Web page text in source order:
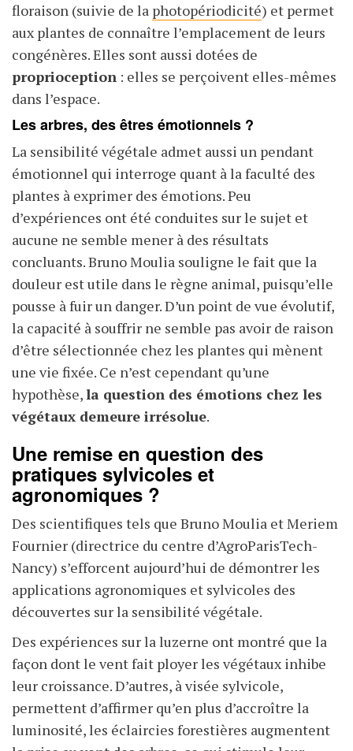
floraison (suivie de la photopériodicité) et permet
aux plantes de connaître l’emplacement de leurs
congénères. Elles sont aussi dotées de
proprioception : elles se perçoivent elles-mêmes
dans l’espace.
Les arbres, des êtres émotionnels ?
La sensibilité végétale admet aussi un pendant
émotionnel qui interroge quant à la faculté des
plantes à exprimer des émotions. Peu
d’expériences ont été conduites sur le sujet et
aucune ne semble mener à des résultats
concluants. Bruno Moulia souligne le fait que la
douleur est utile dans le règne animal, puisqu’elle
pousse à fuir un danger. D’un point de vue évolutif,
la capacité à souffrir ne semble pas avoir de raison
d’être sélectionnée chez les plantes qui mènent
une vie fixée. Ce n’est cependant qu’une
hypothèse,la question des émotions chez les
végétaux demeure irrésolue.
Une remise en question des
pratiques sylvicoles et
agronomiques ?
Des scientifiques tels que Bruno Moulia et Meriem
Fournier (directrice du centre d’AgroParisTech-
Nancy) s’efforcent aujourd’hui de démontrer les
applications agronomiques et sylvicoles des
découvertes sur la sensibilité végétale.
Des expériences sur la luzerne ont montré que la
façon dont le vent fait ployer les végétaux inhibe
leur croissance. D’autres, à visée sylvicole,
permettent d’affirmer qu’en plus d’accroître la
luminosité, les éclaircies forestières augmentent